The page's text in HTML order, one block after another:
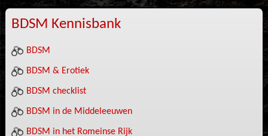
BDSM Kennisbank
BDSM
BDSM & Erotiek
BDSM checklist
BDSM in de Middeleeuwen
BDSM in het Romeinse Rijk